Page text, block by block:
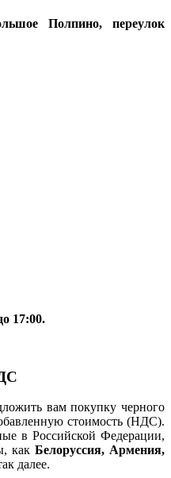
Полпино, переулок
17:00.
вам покупку черного
стоимость (НДС).
в Российской Федерации,
как Белоруссия, Армения,
далее.